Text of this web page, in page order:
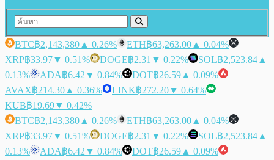
BTC฿2,143,380 ▲ 0.26% ETH฿63,263.00 ▲ 0.04%
XRP฿33.97▼ 0.51% DOGE฿2.31 ▼ 0.22% SOL฿2,523.84 ▲
0.13%
ADA฿6.42 ▼ 0.84% DOT฿26.59 ▲ 0.09%
AVAX฿214.30 ▲ 0.36% LINK฿272.20▼ 0.64%
KUB฿19.69▼ 0.42%
BTC฿2,143,380 ▲ 0.26% ETH฿63,263.00 ▲ 0.04%
XRP฿33.97▼ 0.51% DOGE฿2.31 ▼ 0.22% SOL฿2,523.84 ▲
0.13%
ADA฿6.42 ▼ 0.84% DOT฿26.59 ▲ 0.09%